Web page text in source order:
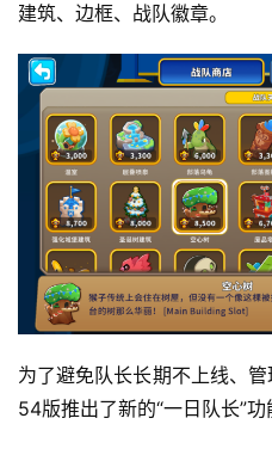
日
游
茶
对
接
会
上
海
站
建筑、边框、战队徽章。
为了避免队长长期不上线、管
54版推出了新的“一日队长”功